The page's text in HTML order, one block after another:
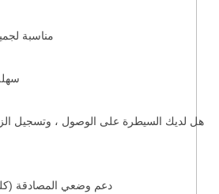
+ مناسبة
+
+ دعم وضعي المصادقة